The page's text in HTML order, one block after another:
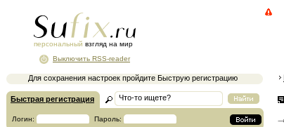
персональный взгляд на мир
Для сохранения настроек пройдите Быструю регистрацию
Выключить RSS-reader
Быстрая регистрация
Логин: Пароль: